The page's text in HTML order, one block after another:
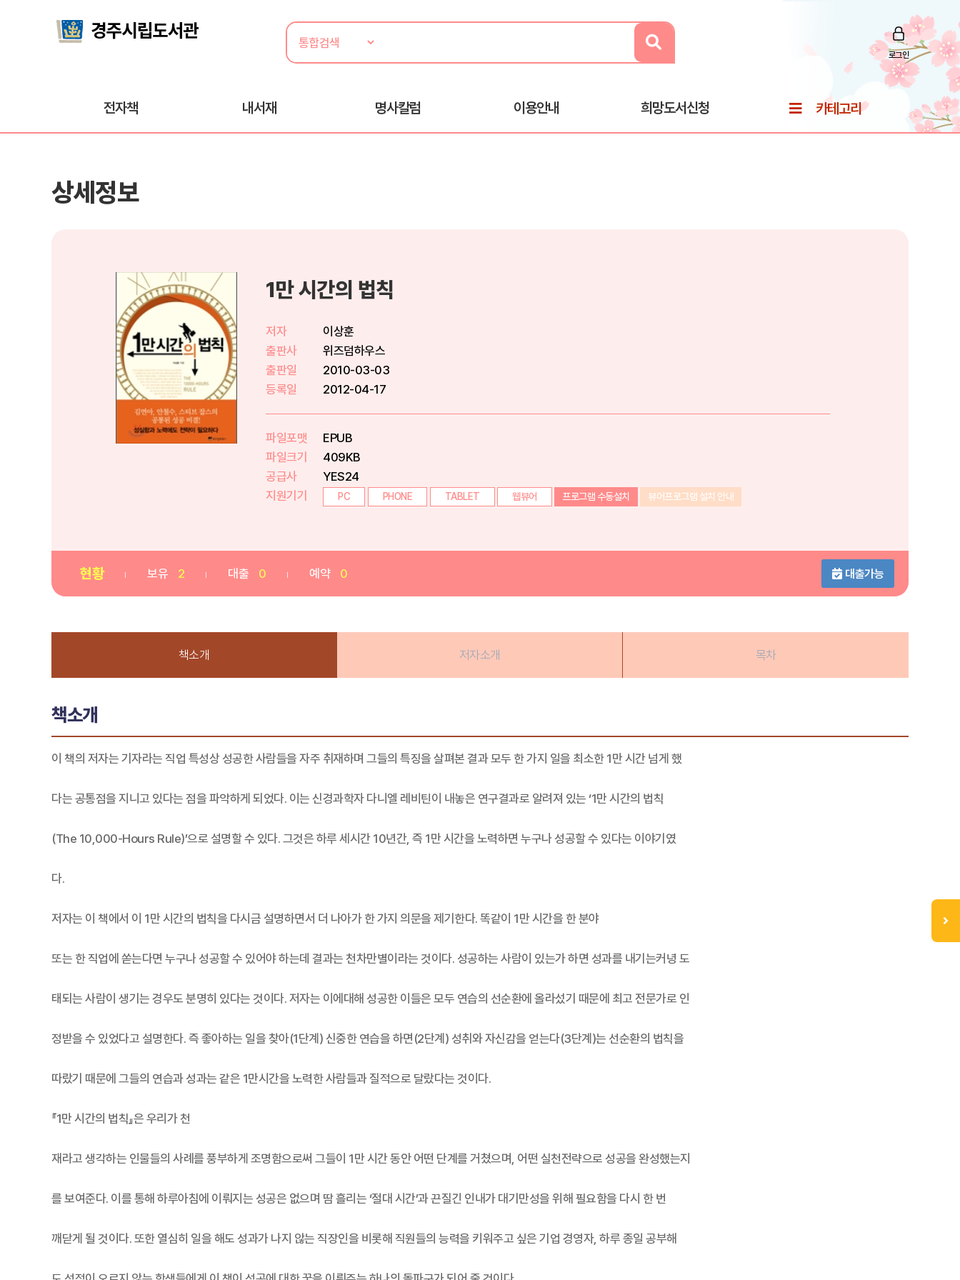
로그인
전자책 내서재 명사칼럼 이용안내 희망도서신청 카테고리
상세정보
1만 시간의 법칙
저자
이상훈
출판사
위즈덤하우스
출판일
2010-03-03
등록일
2012-04-17
파일포맷
EPUB
파일크기
409KB
공급사
YES24
지원기기
PC PHONE TABLET 웹뷰어 프로그램 수동설치 뷰어프로그램 설치 안내
현황 보유 2 대출 0 예약 0 대출가능
책소개 저자소개 목차
책소개
이 책의 저자는 기자라는 직업 특성상 성공한 사람들을 자주 취재하며 그들의 특징을 살펴본 결과 모두 한 가지 일을 최소한 1만 시간 넘게 했
다는 공통점을 지니고 있다는 점을 파악하게 되었다. 이는 신경과학자 다니엘 레비틴이 내놓은 연구결과로 알려져 있는 ‘1만 시간의 법칙
(The 10,000-Hours Rule)’으로 설명할 수 있다. 그것은 하루 세시간 10년간, 즉 1만 시간을 노력하면 누구나 성공할 수 있다는 이야기였
다.
저자는 이 책에서 이 1만 시간의 법칙을 다시금 설명하면서 더 나아가 한 가지 의문을 제기한다. 똑같이 1만 시간을 한 분야
또는 한 직업에 쏟는다면 누구나 성공할 수 있어야 하는데 결과는 천차만별이라는 것이다. 성공하는 사람이 있는가 하면 성과를 내기는커녕 도
태되는 사람이 생기는 경우도 분명히 있다는 것이다. 저자는 이에대해 성공한 이들은 모두 연습의 선순환에 올라섰기 때문에 최고 전문가로 인
정받을 수 있었다고 설명한다. 즉 좋아하는 일을 찾아(1단계) 신중한 연습을 하면(2단계) 성취와 자신감을 얻는다(3단계)는 선순환의 법칙을
따랐기 때문에 그들의 연습과 성과는 같은 1만시간을 노력한 사람들과 질적으로 달랐다는 것이다.
『1만 시간의 법칙』은 우리가 천
재라고 생각하는 인물들의 사례를 풍부하게 조명함으로써 그들이 1만 시간 동안 어떤 단계를 거쳤으며, 어떤 실천전략으로 성공을 완성했는지
를 보여준다. 이를 통해 하루아침에 이뤄지는 성공은 없으며 땀 흘리는 ‘절대 시간’과 끈질긴 인내가 대기만성을 위해 필요함을 다시 한 번
깨닫게 될 것이다. 또한 열심히 일을 해도 성과가 나지 않는 직장인을 비롯해 직원들의 능력을 키워주고 싶은 기업 경영자, 하루 종일 공부해